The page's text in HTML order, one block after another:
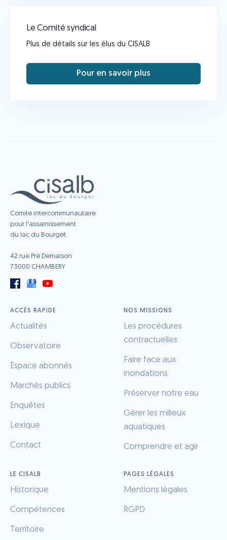
Le Comité syndical
Plus de détails sur les élus du CISALB
Pour en savoir plus
Comité intercommunautaire
pour l'assainissement
du lac du Bourget
42 rue Pré Demaison
73000 CHAMBERY
ACCÈS RAPIDE
Actualités
Observatoire
Espace abonnés
Marchés publics
Enquêtes
Lexique
Contact
NOS MISSIONS
Les procédures
contractuelles
Faire face aux
inondations
Préserver notre eau
Gérer les milieux
aquatiques
Comprendre et agir
LE CISALB
Historique
Compétences
Territoire
PAGES LÉGALES
Mentions légales
RGPD